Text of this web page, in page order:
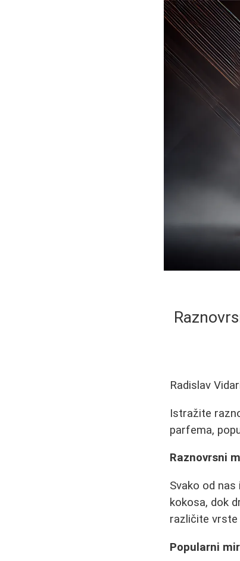
Radislav
Istražite
parfema,
Raznovrsni
Svako od
kokosa, dok
različite vrste
Popularni